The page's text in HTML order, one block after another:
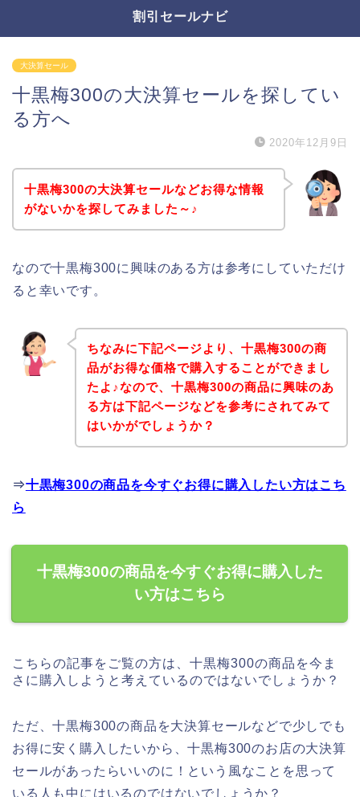
割引セールナビ
大決算セール
十黒梅300の大決算セールを探してい
る方へ
2020年12月9日
十黒梅300の大決算セールなどお得な情報
がないかを探してみました～♪
なので十黒梅300に興味のある方は参考にしていただけ
ると幸いです。
ちなみに下記ページより、十黒梅300の商
品がお得な価格で購入することができまし
たよ♪なので、十黒梅300の商品に興味のあ
る方は下記ページなどを参考にされてみて
はいかがでしょうか？
⇒十黒梅300の商品を今すぐお得に購入したい方はこち
ら
十黒梅300の商品を今すぐお得に購入した
い方はこちら
こちらの記事をご覧の方は、十黒梅300の商品を今ま
さに購入しようと考えているのではないでしょうか？
ただ、十黒梅300の商品を大決算セールなどで少しでも
お得に安く購入したいから、十黒梅300のお店の大決算
セールがあったらいいのに！という風なことを思って
いる人も中にはいるのではないでしょうか？